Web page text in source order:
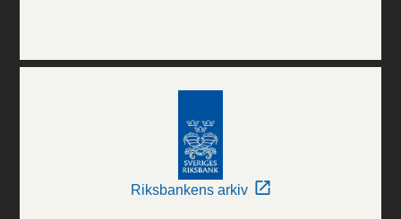
Riksbankens arkiv